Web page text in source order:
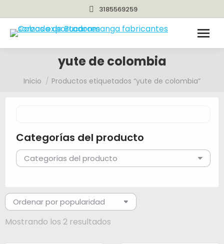
3185569259
yute de colombia
Estás aquí:
Inicio Productos etiquetados “yute de colombia”
Categorías del producto
Mostrando los 2 resultados